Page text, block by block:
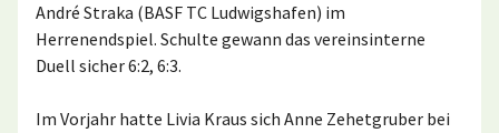
André Straka (BASF TC Ludwigshafen) im
Herrenendspiel. Schulte gewann das vereinsinterne
Duell sicher 6:2, 6:3.
Im Vorjahr hatte Livia Kraus sich Anne Zehetgruber bei